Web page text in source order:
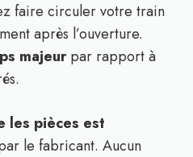
faire circuler votre train
après l’ouverture.
majeurpar rapport à
les pièces est
le fabricant. Aucun